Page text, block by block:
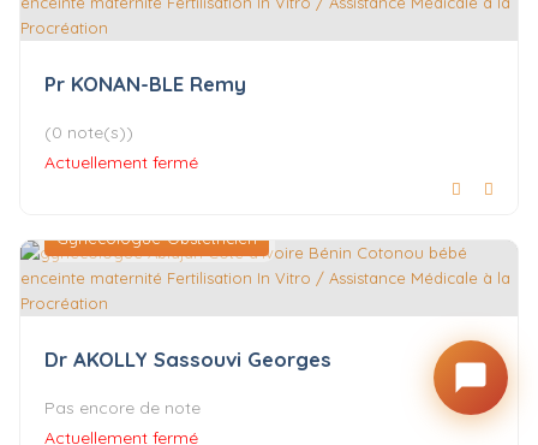
Pr KONAN-BLE Remy
(0 note(s))
Actuellement fermé
Gynécologue-Obstétricien
Dr AKOLLY Sassouvi Georges
Pas encore de note
Actuellement fermé